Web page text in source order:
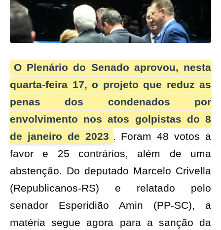
O Plenário do Senado aprovou, nesta
quarta-feira 17, o projeto que reduz as
penas dos condenados por
envolvimento nos atos golpistas do 8
de janeiro de 2023 . Foram 48 votos a
favor e 25 contrários, além de uma
abstenção. Do deputado Marcelo Crivella
(Republicanos-RS) e relatado pelo
senador Esperidião Amin (PP-SC), a
matéria segue agora para a sanção da